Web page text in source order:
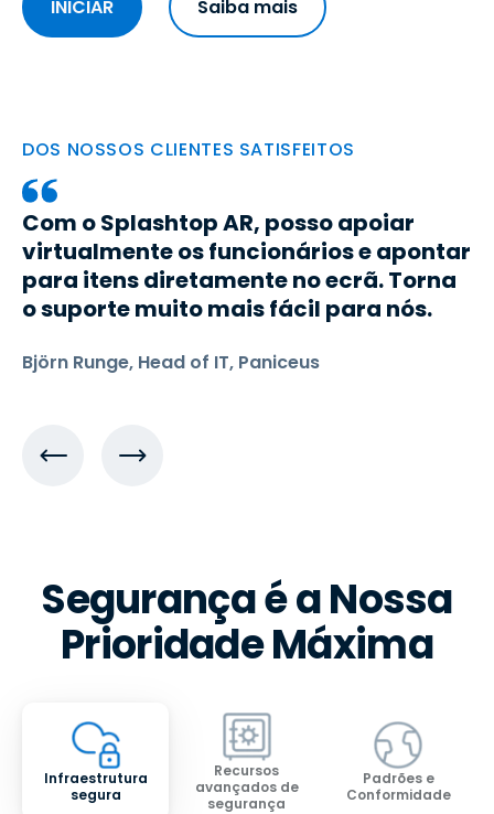
INICIAR Saiba mais
DOS NOSSOS CLIENTES SATISFEITOS
Com o Splashtop AR, posso apoiar
virtualmente os funcionários e apontar
para itens diretamente no ecrã. Torna
o suporte muito mais fácil para nós.
Björn Runge, Head of IT, Paniceus
Segurança é a Nossa
Prioridade Máxima
Infraestrutura
segura
Recursos
avançados de
segurança
Padrões e
Conformidade